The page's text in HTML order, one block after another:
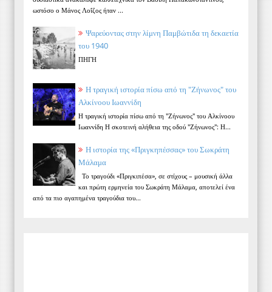
ωστόσο ο Μάνος Λοΐζος ήταν ...
Ψαρεύοντας στην λίμνη Παμβώτιδα τη δεκαετία
του 1940
ΠΗΓΗ
Η τραγική ιστορία πίσω από τη "Ζήνωνος" του
Αλκίνοου Ιωαννίδη
Η τραγική ιστορία πίσω από τη "Ζήνωνος" του Αλκίνοου
Ιωαννίδη Η σκοτεινή αλήθεια της οδού "Ζήνωνος": Η...
Η ιστορία της «Πριγκηπέσσας» του Σωκράτη
Μάλαμα
Το τραγούδι «Πριγκιπέσα», σε στίχους – μουσική άλλα
και πρώτη ερμηνεία του Σωκράτη Μάλαμα, αποτελεί ένα
από τα πιο αγαπημένα τραγούδια του...